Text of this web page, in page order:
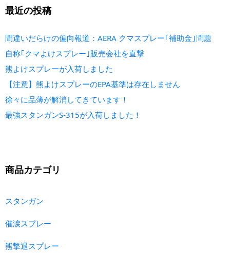
最近の投稿
間違いだらけの偏向報道：AERA クマスプレー｢補助金｣問題
自称｢クマよけスプレー｣販売会社を直撃
熊よけスプレーが入荷しました
【注意】熊よけスプレーのEPA基準は存在しません
徐々に品薄が解消してきています！
最強スタンガンS-315が入荷しました！
商品カテゴリ
スタンガン
催涙スプレー
熊撃退スプレー